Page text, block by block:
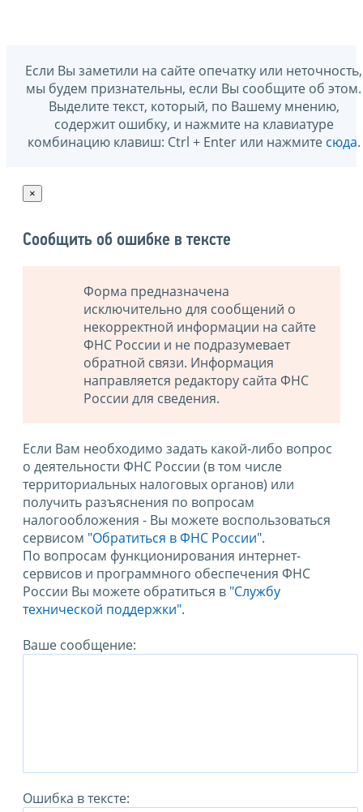
Если Вы заметили на сайте опечатку или неточность,
мы будем признательны, если Вы сообщите об этом.
Выделите текст, который, по Вашему мнению,
содержит ошибку, и нажмите на клавиатуре
комбинацию клавиш: Ctrl + Enter или нажмите сюда.
×
Сообщить об ошибке в тексте
Форма предназначена
исключительно для сообщений о
некорректной информации на сайте
ФНС России и не подразумевает
обратной связи. Информация
направляется редактору сайта ФНС
России для сведения.
Если Вам необходимо задать какой-либо вопрос
о деятельности ФНС России (в том числе
территориальных налоговых органов) или
получить разъяснения по вопросам
налогообложения - Вы можете воспользоваться
сервисом "Обратиться в ФНС России".
По вопросам функционирования интернет-
сервисов и программного обеспечения ФНС
России Вы можете обратиться в "Службу
технической поддержки".
Ваше сообщение:
Ошибка в тексте: